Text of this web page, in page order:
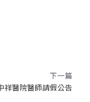
下一篇
祥醫院醫師請假公告